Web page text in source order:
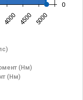
(Нм)
(Нм)
4000 4500 5000
0